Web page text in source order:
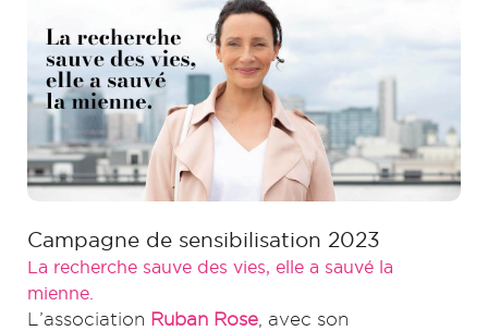
Campagne de sensibilisation 2023
La recherche sauve des vies, elle a sauvé la
mienne.
L’association Ruban Rose , avec son